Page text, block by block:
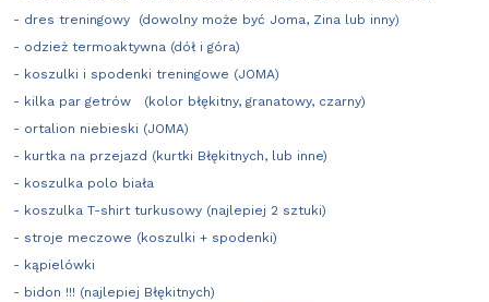
- dres treningowy (dowolny może być Joma, Zina lub inny)
- odzież termoaktywna (dół i góra)
- koszulki i spodenki treningowe (JOMA)
- kilka par getrów (kolor błękitny, granatowy, czarny)
- ortalion niebieski (JOMA)
- kurtka na przejazd (kurtki Błękitnych, lub inne)
- koszulka polo biała
- koszulka T-shirt turkusowy (najlepiej 2 sztuki)
- stroje meczowe (koszulki + spodenki)
- kąpielówki
- bidon !!! (najlepiej Błękitnych)